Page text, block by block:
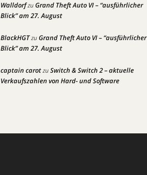
WalldorfzuGrand Theft Auto VI – “ausführlicher
Blick” am 27. August
BlackHGTzuGrand Theft Auto VI – “ausführlicher
Blick” am 27. August
captain carotzuSwitch & Switch 2 – aktuelle
Verkaufszahlen von Hard- und Software